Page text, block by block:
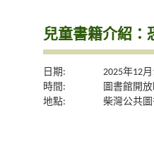
兒童書籍介紹：
日期:
2025年12
時間:
圖書館開放
地點:
柴灣公共